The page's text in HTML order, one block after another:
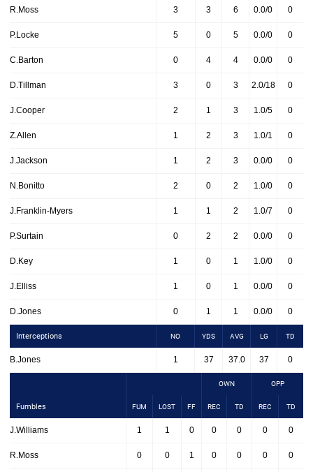
R.Moss 3 3 6 0.0/0 0
P.Locke 5 0 5 0.0/0 0
C.Barton 0 4 4 0.0/0 0
D.Tillman 3 0 3 2.0/18 0
J.Cooper 2 1 3 1.0/5 0
Z.Allen 1 2 3 1.0/1 0
J.Jackson 1 2 3 0.0/0 0
N.Bonitto 2 0 2 1.0/0 0
J.Franklin-Myers 1 1 2 1.0/7 0
P.Surtain 0 2 2 0.0/0 0
D.Key 1 0 1 1.0/0 0
J.Elliss 1 0 1 0.0/0 0
D.Jones 0 1 1 0.0/0 0
Interceptions NO YDS AVG LG TD
B.Jones 1 37 37.0 37 0
OWN OPP
Fumbles FUM LOST FF REC TD REC TD
J.Williams 1 1 0 0 0 0 0
R.Moss 0 0 1 0 0 0 0